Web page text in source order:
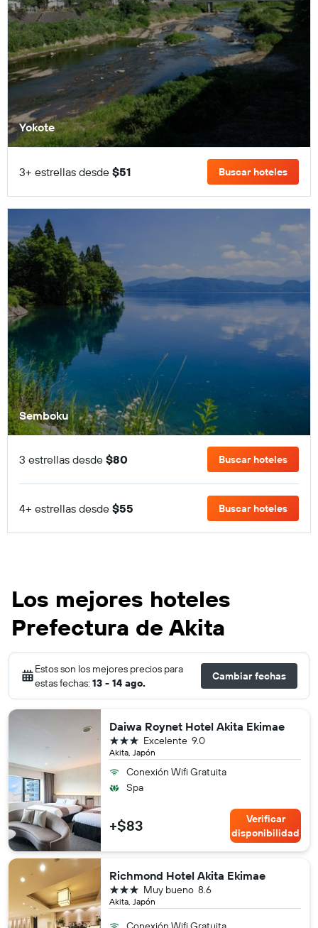
Yokote
3+ estrellas desde $51 Buscar hoteles
Semboku
3 estrellas desde $80 Buscar hoteles
4+ estrellas desde $55 Buscar hoteles
Los mejores hoteles
Prefectura de Akita
Estos son los mejores precios para
estas fechas: 13 - 14 ago.
Cambiar fechas
Daiwa Roynet Hotel Akita Ekimae
Akita, Japón
9.0
Excelente
3 estrellas
Conexión Wifi Gratuita
Spa
+$83
Verificar
disponibilidad
Richmond Hotel Akita Ekimae
Akita, Japón
8.6
Muy bueno
3 estrellas